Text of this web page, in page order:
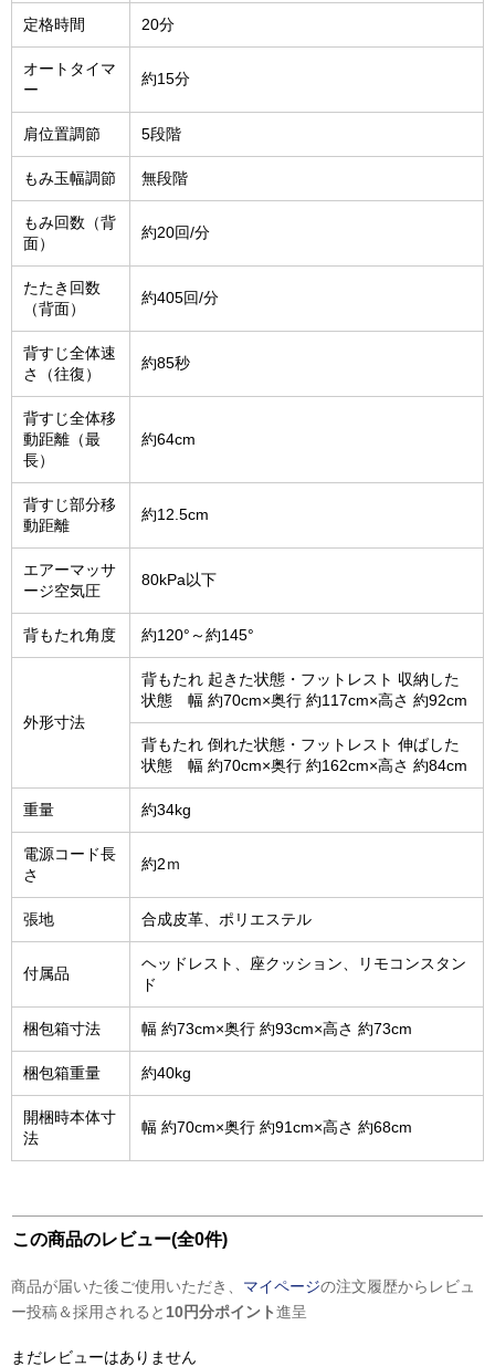
定格時間 20分
オートタイマ
ー
約15分
肩位置調節 5段階
もみ玉幅調節 無段階
もみ回数（背
面）
約20回/分
たたき回数
（背面）
約405回/分
背すじ全体速
さ（往復）
約85秒
背すじ全体移
動距離（最
長）
約64cm
背すじ部分移
動距離
約12.5cm
エアーマッサ
ージ空気圧
80kPa以下
背もたれ角度 約120°～約145°
外形寸法
背もたれ 起きた状態・フットレスト 収納した
状態 幅 約70cm×奥行 約117cm×高さ 約92cm
背もたれ 倒れた状態・フットレスト 伸ばした
状態 幅 約70cm×奥行 約162cm×高さ 約84cm
重量 約34kg
電源コード長
さ
約2ｍ
張地 合成皮革、ポリエステル
付属品
ヘッドレスト、座クッション、リモコンスタン
ド
梱包箱寸法 幅 約73cm×奥行 約93cm×高さ 約73cm
梱包箱重量 約40kg
開梱時本体寸
法
幅 約70cm×奥行 約91cm×高さ 約68cm
この商品のレビュー(全0件)
商品が届いた後ご使用いただき、 マイページの注文履歴からレビュ
ー投稿＆採用されると 10円分ポイント進呈
まだレビューはありません